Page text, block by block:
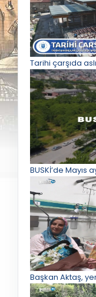
Tarihi çarşıda
BUSKİ’de Mayıs
Başkan Aktaş,